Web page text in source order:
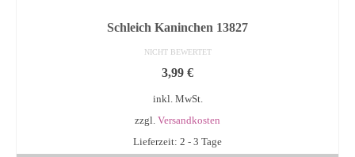
Schleich Kaninchen 13827
NICHT BEWERTET
3,99 €
inkl. MwSt.
zzgl. Versandkosten
Lieferzeit: 2 - 3 Tage